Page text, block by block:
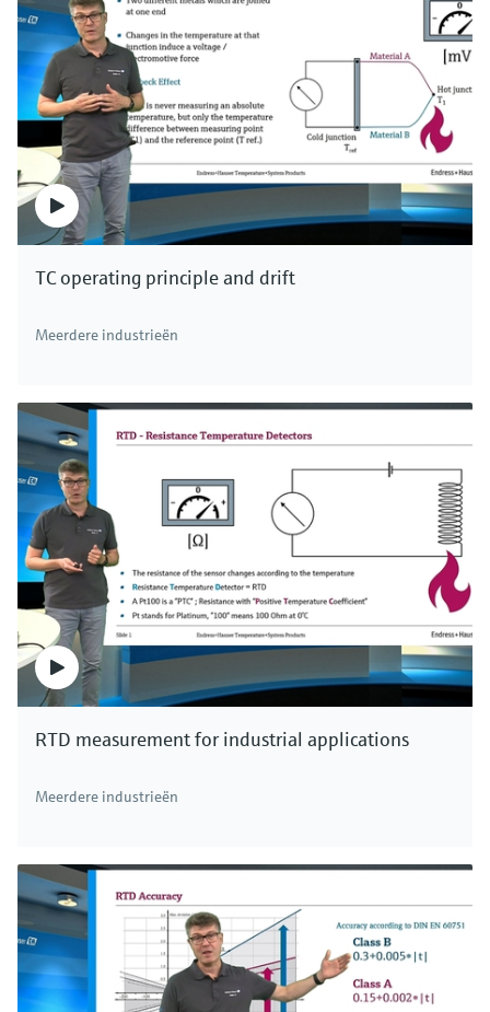
medium.
In een open tank wordt de druk continu
gecompenseerd in verhouding tot de
omgevingslucht. Daarom is het gas in het
bovenste gedeelte van de tank niet van invloed
op de niveaumeting. Bovenop de druk van de
vloeistofkolom reageert de atmosferische druk
echter ook op de sensor. Bij compensatie van de
relatieve-druksensor genoemd. Laten we een
voor de hydrostatische niveaumeting.
Weerstanden worden aangebracht op een
siliciumchip als een brug van Wheatstone.
Als er druk wordt uitgeoefend, wordt het
procesdiafragma vervormd en verandert de
weerstand. In de sensor geeft niet-
samendrukbare olie de druk van het
procesdiafragma door aan een siliciumchip,
waar deze wordt geanalyseerd. Bij
verschildrukmeting in een gesloten tank heeft
niveaumeting. Behalve de druk van de
gevulde capillaire buizen. De transmitter
berekent het verschil tussen beide drukwaarden
en bepaalt het niveau in de tank met behulp
van deze waarde.
Met de drukinstrumenten van Endress+Hauser
TC operating principle and drift
Meerdere industrieën
RTD measurement for industrial applications
Meerdere industrieën